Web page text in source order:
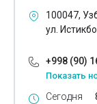
100047,
ул.
+998 (90)
Показать
Сегодня